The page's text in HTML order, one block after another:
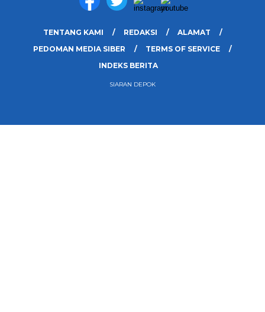
TENTANG KAMI REDAKSI
ALAMAT
PEDOMAN MEDIA SIBER
TERMS OF SERVICE
INDEKS BERITA
SIARAN DEPOK